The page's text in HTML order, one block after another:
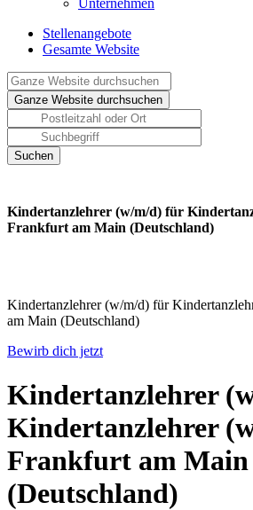
Unternehmen
Stellenangebote
Gesamte Website
Kindertanzlehrer (w/m/d) für
Frankfurt am Main (Deutschland)
Kindertanzlehrer (w/m/d) für
am Main (Deutschland)
Bewirb dich jetzt
Kindertanzlehrer
Kindertanzlehrer
Frankfurt am Main
(Deutschland)